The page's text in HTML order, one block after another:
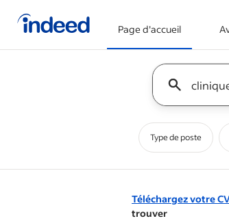
Page d'accueil
Keyword : all jobs
Type de poste
Téléchargez votre
trouver